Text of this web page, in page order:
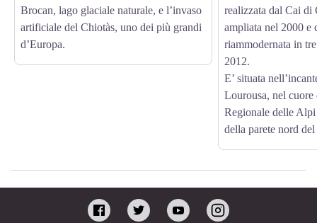
Brocan, lago glaciale naturale, e l’invaso
artificiale del Chiotàs, uno dei più grandi
d’Europa.
realizzata dal Cai di
ampliata nel 2000 e
riammodernata in
2012.
E’ situata
Lourousa, nel cuore
Regionale delle
della parete nord